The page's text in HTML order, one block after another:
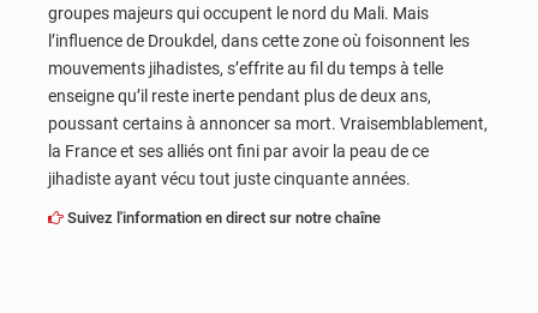
groupes majeurs qui occupent le nord du Mali. Mais
l’influence de Droukdel, dans cette zone où foisonnent les
mouvements jihadistes, s’effrite au fil du temps à telle
enseigne qu’il reste inerte pendant plus de deux ans,
poussant certains à annoncer sa mort. Vraisemblablement,
la France et ses alliés ont fini par avoir la peau de ce
jihadiste ayant vécu tout juste cinquante années.
Suivez l'information en direct sur notre chaîne